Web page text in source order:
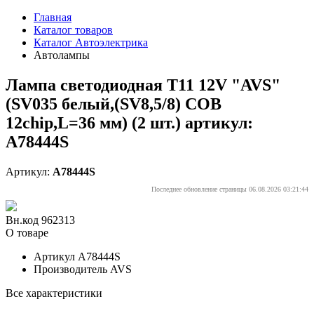
Главная
Каталог товаров
Каталог Автоэлектрика
Автолампы
Лампа светодиодная T11 12V "AVS"
(SV035 белый,(SV8,5/8) COB
12chip,L=36 мм) (2 шт.) артикул:
A78444S
Артикул: A78444S
Последнее обновление страницы 06.08.2026 03:21:44
Вн.код 962313
О товаре
Артикул A78444S
Производитель AVS
Все характеристики